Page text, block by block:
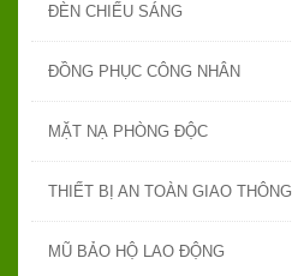
ĐÈN CHIẾU SÁNG
ĐỒNG PHỤC CÔNG NHÂN
MẶT NẠ PHÒNG ĐỘC
THIẾT BỊ AN TOÀN GIAO THÔNG
MŨ BẢO HỘ LAO ĐỘNG